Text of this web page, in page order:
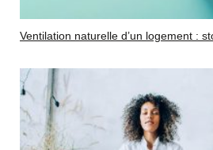
Ventilation naturelle d’un logement :